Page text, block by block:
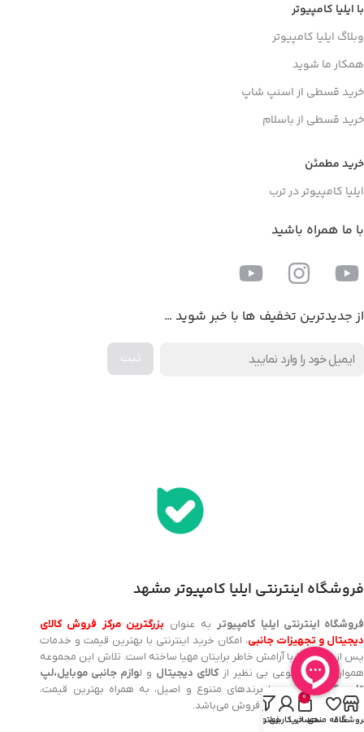
با ایلیا کامپیوتر
وبلاگ ایلیا کامپیوتر
همکار ما شوید
خرید قسطی از اسنپ شاپ
خرید قسطی از باسلام
خرید مطمئن
ایلیا کامپیوتر در ترب
با ما همراه باشید
از جدیدترین تخفیف ها با خبر شوید …
فروشگاه اینترنتی ایلیا کامپیوتر مشهد
فروشگاه اینترنتی ایلیا کامپیوتربه عنوان بزرگترین مرکز فروش کالای
دیجیتال و تجهیزات جانبی، امکان خرید اینترنتی با بهترین قیمت و خدمات
پس از فروش را با آرامش خاطر برایتان مهیا ساخته است. تلاش این مجموعه
همواره ارائه‌ی تنوعی بی نظیر ازکالای دیجیتال و لوازم جانبی موبایل،لپ
تاپ، کامپیوتر و…
با برندهای متنوع و اصیل، به همراه بهترین قیمت،
گارانتی و خدمات پس از فروش می‌باشد.
علاقه مندی
0
سبد خرید
حساب کاربری من
فیلترها